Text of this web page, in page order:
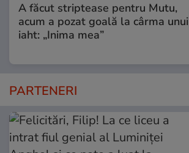
A făcut striptease pentru Mutu,
acum a pozat goală la cârma unui
iaht: „Inima mea”
PARTENERI